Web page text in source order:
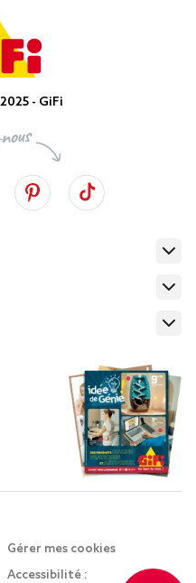
- GiFi
Gérer mes cookies
Accessibilité :